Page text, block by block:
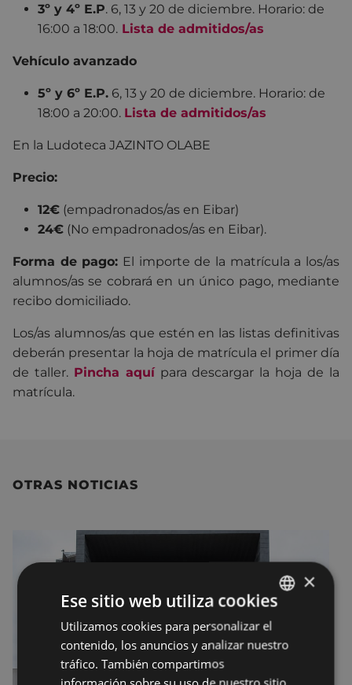
3º y 4º E.P. 6, 13 y 20 de diciembre. Horario: de
16:00 a 18:00. Lista de admitidos/as
Vehículo avanzado
5º y 6º E.P. 6, 13 y 20 de diciembre. Horario: de
18:00 a 20:00. Lista de admitidos/as
En la Ludoteca JAZINTO OLABE
Precio:
12€ (empadronados/as en Eibar)
24€ (No empadronados/as en Eibar).
Forma de pago: El importe de la matrícula a los/as
alumnos/as se cobrará en un único pago, mediante
recibo domiciliado.
Los/as alumnos/as que estén en las listas definitivas
deberán presentar la hoja de matrícula el primer día
de taller. Pincha aquí para descargar la hoja de la
matrícula.
OTRAS NOTICIAS
BASQUE
SPANISH
×
Ese sitio web utiliza cookies
Utilizamos cookies para personalizar el
contenido, los anuncios y analizar nuestro
tráfico. También compartimos